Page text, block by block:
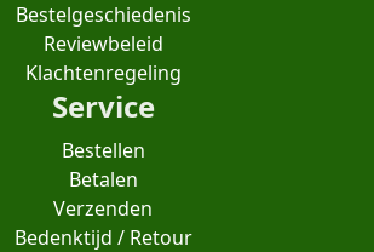
Bestelgeschiedenis
Reviewbeleid
Klachtenregeling
Service
Bestellen
Betalen
Verzenden
Bedenktijd / Retour